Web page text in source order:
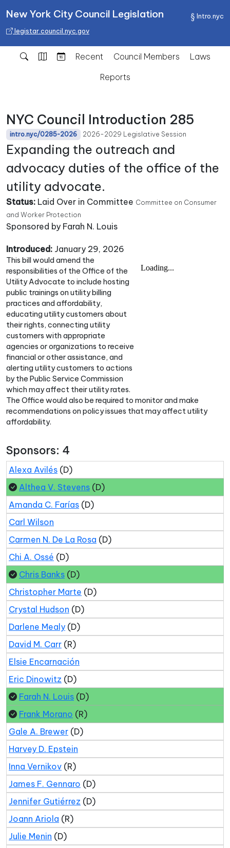
Intro.nyc
New York City Council Legislation
legistar.council.nyc.gov
Recent Council Members
Laws
Reports
NYC Council Introduction 285
intro.nyc/0285-2026 2026-2029 Legislative Session
Expanding the outreach and
advocacy duties of the office of the
utility advocate.
Status: Laid Over in Committee Committee on Consumer
and Worker Protection
Sponsored by Farah N. Louis
Introduced: January 29, 2026
This bill would amend the
responsibilities of the Office of the
Utility Advocate to include hosting
public trainings on utility billing
practices and affordability,
educating utility customers about
their rights, connecting utility
customers with appropriate
agencies or organizations to receive
financial or other assistance, and
alerting utility customers to actions
by the Public Service Commission
which may affect their utility rates.
The Office would also be required to monitor and make
recommendations on policy issues that may affect utility
affordability.
Sponsors: 4
Alexa Avilés (D)
Althea V. Stevens (D)
Amanda C. Farías (D)
Carl Wilson
Carmen N. De La Rosa (D)
Chi A. Ossé (D)
Chris Banks (D)
Christopher Marte (D)
Crystal Hudson (D)
Darlene Mealy (D)
David M. Carr (R)
Elsie Encarnación
Eric Dinowitz (D)
Farah N. Louis (D)
Frank Morano (R)
Gale A. Brewer (D)
Harvey D. Epstein
Inna Vernikov (R)
James F. Gennaro (D)
Jennifer Gutiérrez (D)
Joann Ariola (R)
Julie Menin (D)